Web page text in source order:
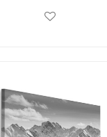
Premium Print